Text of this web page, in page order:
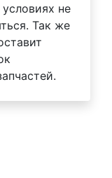
не
Так же